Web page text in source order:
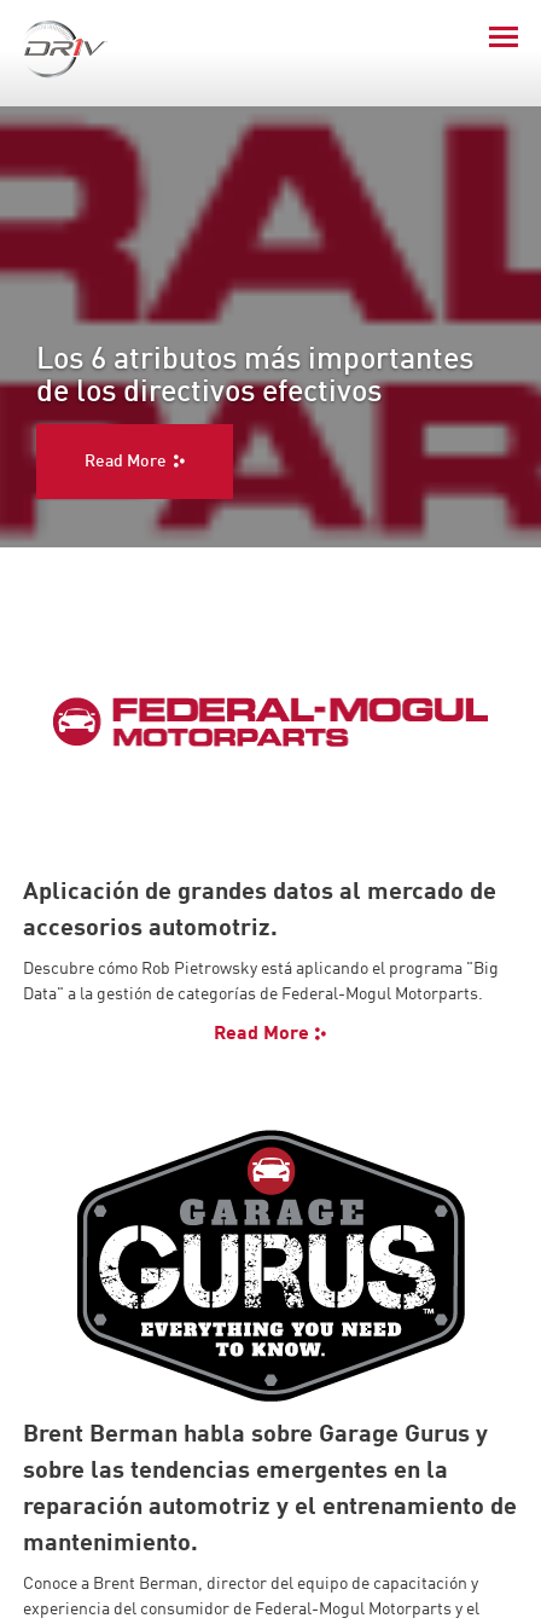
Los 6 atributos más importantes
de los directivos efectivos
Read More
Aplicación de grandes datos al mercado de
accesorios automotriz.
Descubre cómo Rob Pietrowsky está aplicando el programa "Big
Data" a la gestión de categorías de Federal-Mogul Motorparts.
Read More
Brent Berman habla sobre Garage Gurus y
sobre las tendencias emergentes en la
reparación automotriz y el entrenamiento de
mantenimiento.
Conoce a Brent Berman, director del equipo de capacitación y
experiencia del consumidor de Federal-Mogul Motorparts y el